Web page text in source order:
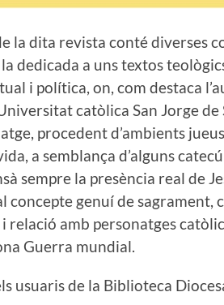
la dita revista conté diverses
dedicada a uns textos
i política, on, com destaca
catòlica San Jorge
procedent d’ambients
a semblança d’alguns
sempre la presència real de
concepte genuí de sagrament,
relació amb personatges
Guerra mundial.
usuaris de la Biblioteca